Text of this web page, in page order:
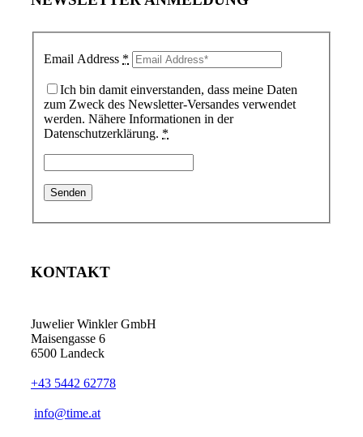
Email Address *
Ich bin damit einverstanden, dass meine Daten
zum Zweck des Newsletter-Versandes verwendet
werden. Nähere Informationen in der
Datenschutzerklärung. *
KONTAKT
Juwelier Winkler GmbH
Maisengasse 6
6500 Landeck
+43 5442 62778
info@time.at